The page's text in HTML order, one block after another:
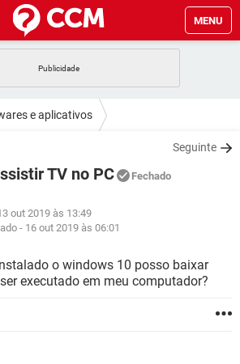
MENU
FACEBOOK
GMAIL
WHATSAPP
GMAIL
WHATSAPP
EXCEL
GMAIL
WHATSAPP
EXCEL
WHATSAPP
FACEBOOK
e aplicativos
Seguinte
TV no PC Fechado
out 2019 às 13:49
- 16 out 2019 às 06:01
o windows 10 posso baixar
executado em meu computador?